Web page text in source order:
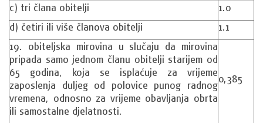
c) tri člana obitelji
1.0
d) četiri ili više članova obitelji
1.1
19. obiteljska mirovina u slučaju da mirovina
pripada samo jednom članu obitelji starijem od
65 godina, koja se isplaćuje za vrijeme
zaposlenja duljeg od polovice punog radnog
vremena, odnosno za vrijeme obavljanja obrta
ili samostalne djelatnosti.
0,385